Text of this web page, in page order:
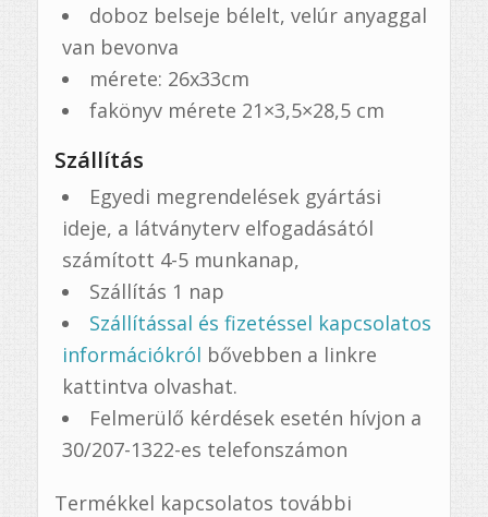
doboz belseje bélelt, velúr anyaggal
van bevonva
mérete: 26x33cm
fakönyv mérete 21×3,5×28,5 cm
Szállítás
Egyedi megrendelések gyártási
ideje, a látványterv elfogadásától
számított 4-5 munkanap,
Szállítás 1 nap
Szállítással és fizetéssel kapcsolatos
információkról bővebben a linkre
kattintva olvashat.
Felmerülő kérdések esetén hívjon a
30/207-1322-es telefonszámon
Termékkel kapcsolatos további